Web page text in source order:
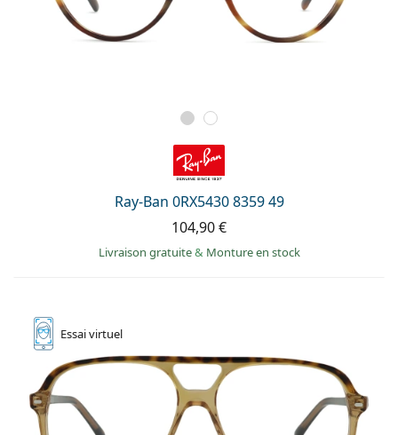
Ray-Ban 0RX5430 8359 49
104,90 €
Livraison gratuite& Monture en stock
Essaivirtuel